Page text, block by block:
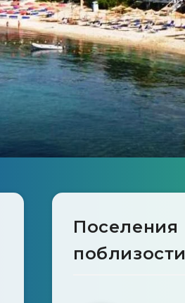
Поселения
поблизости